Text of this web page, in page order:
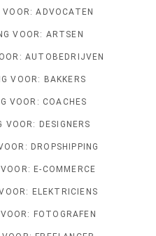
VOOR: ADVOCATEN
VOOR: ARTSEN
AUTOBEDRIJVEN
VOOR: BAKKERS
VOOR: COACHES
VOOR: DESIGNERS
DROPSHIPPING
E-COMMERCE
ELEKTRICIENS
FOTOGRAFEN